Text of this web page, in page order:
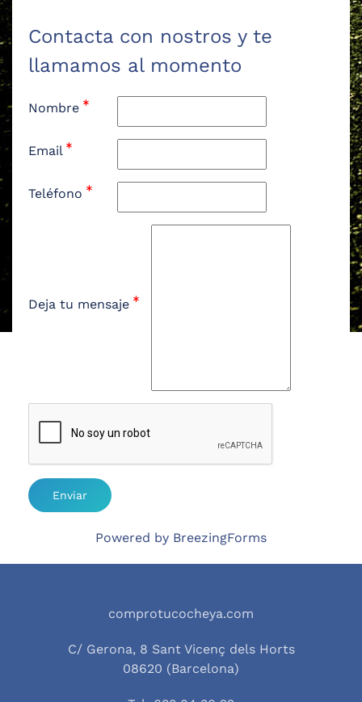
Contacta con nostros y te
llamamos al momento
Nombre
Email
Teléfono
Deja tu mensaje
Enviar
Powered by BreezingForms
comprotucocheya.com
C/ Gerona, 8 Sant Vicenç dels Horts
08620 (Barcelona)